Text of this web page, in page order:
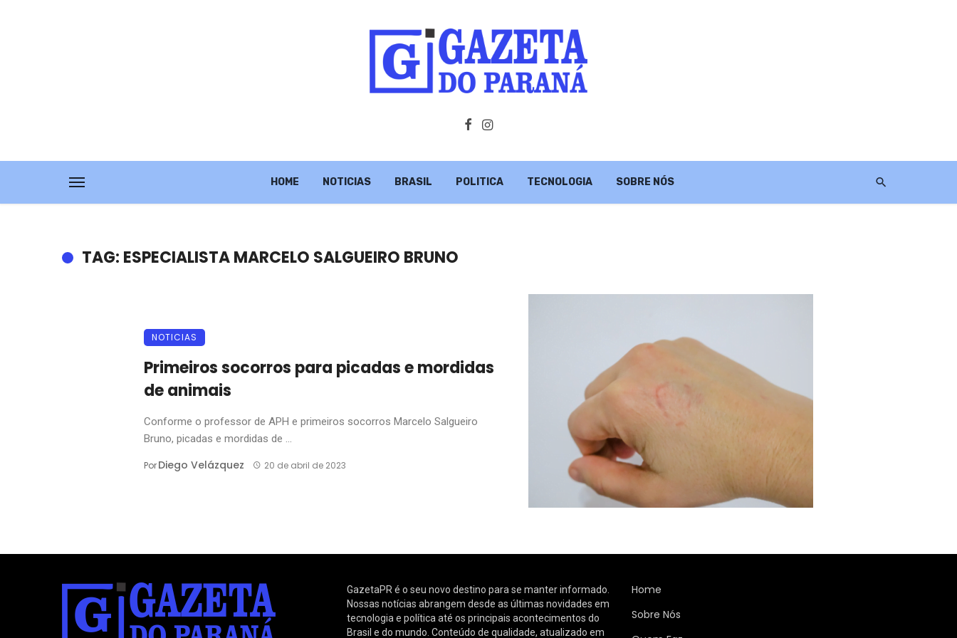
HOME NOTICIAS BRASIL POLITICA TECNOLOGIA SOBRE NÓS
TAG: ESPECIALISTA MARCELO SALGUEIRO BRUNO
NOTICIAS
Primeiros socorros para picadas e mordidas
de animais
Conforme o professor de APH e primeiros socorros Marcelo Salgueiro
Bruno, picadas e mordidas de ...
PorDiego Velázquez 20 de abril de 2023
GazetaPR é o seu novo destino para se manter informado.
Nossas notícias abrangem desde as últimas novidades em
tecnologia e política até os principais acontecimentos do
Brasil e do mundo. Conteúdo de qualidade, atualizado em
Home
Sobre Nós